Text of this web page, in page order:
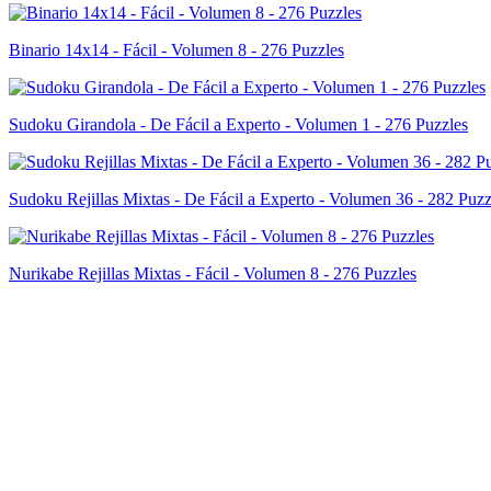
Binario 14x14 - Fácil - Volumen 8 - 276 Puzzles
Sudoku Girandola - De Fácil a Experto - Volumen 1 - 276 Puzzles
Sudoku Rejillas Mixtas - De Fácil a Experto - Volumen 36 - 282
Nurikabe Rejillas Mixtas - Fácil - Volumen 8 - 276 Puzzles